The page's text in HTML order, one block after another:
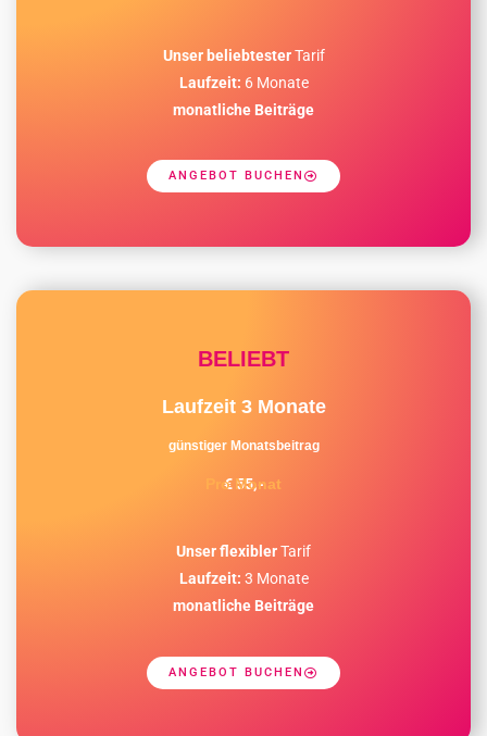
Unser beliebtesterTarif
Laufzeit: 6 Monate
monatliche Beiträge
ANGEBOT BUCHEN
BELIEBT
Laufzeit 3 Monate
günstiger Monatsbeitrag
€ 55,-
Pro Monat
Unser flexiblerTarif
Laufzeit: 3 Monate
monatliche Beiträge
ANGEBOT BUCHEN